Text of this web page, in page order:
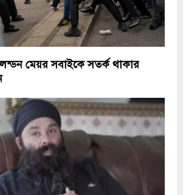
লন্ডন মেয়র সবাইকে সতর্ক থাকার